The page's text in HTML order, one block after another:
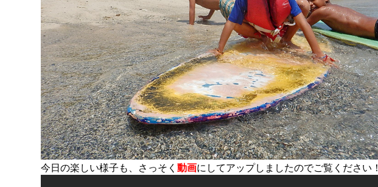
今日の楽しい様子も、さっそく動画にしてアップしましたのでご覧ください！